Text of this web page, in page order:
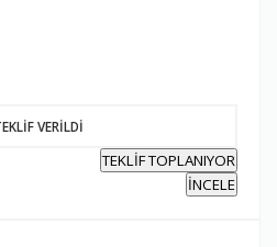
VERİLDİ
TEKLİF TOPLANIYOR
İNCELE